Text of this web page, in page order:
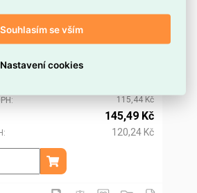
2050000044243
115,44 Kč
145,49 Kč
120,24 Kč
ks
Přidat do košíku
Souhlasím se vším
Nastavení cookies